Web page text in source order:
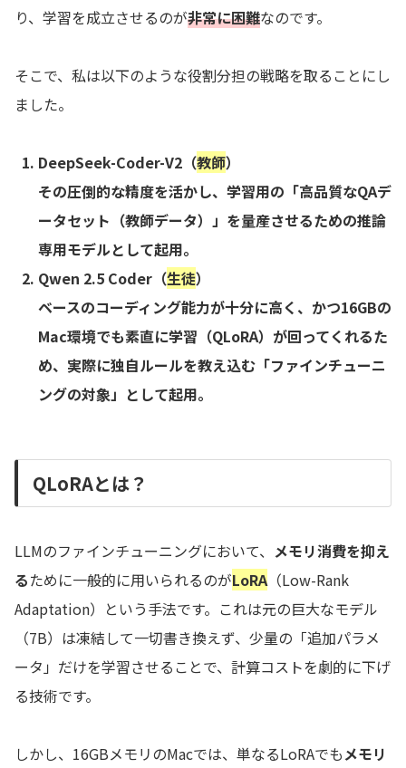
り、学習を成立させるのが非常に困難なのです。
そこで、私は以下のような役割分担の戦略を取ることにし
ました。
DeepSeek-Coder-V2（教師）
その圧倒的な精度を活かし、学習用の「高品質なQAデ
ータセット（教師データ）」を量産させるための推論
専用モデルとして起用。
Qwen 2.5 Coder（生徒）
ベースのコーディング能力が十分に高く、かつ16GBの
Mac環境でも素直に学習 （QLoRA）が回ってくれるた
め、実際に独自ルールを教え込む「ファインチューニ
ングの対象 」として起用。
QLoRAとは？
LLMのファインチューニングにおいて、 メモリ消費を抑え
るために一般的に用いられるのがLoRA （Low-Rank
Adaptation）という手法です。これは元の巨大なモデル
（7B）は凍結して一切書き換えず、少量の「追加パラメ
ータ」だけを学習させることで、計算コストを劇的に下げ
る技術です。
しかし、16GBメモリのMacでは、単なるLoRAでもメモリ